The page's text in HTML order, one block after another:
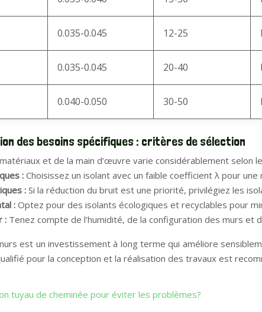
0.035-0.045 12-25
0.035-0.045 20-40
0.040-0.050 30-50
des besoins spécifiques : critères de sélection
et de la main d’œuvre varie considérablement selon
: Choisissez un isolant avec un faible coefficient λ pour
: Si la réduction du bruit est une priorité, privilégiez les
: Optez pour des isolants écologiques et recyclables pour
: Tenez compte de l’humidité, de la configuration des murs et
est un investissement à long terme qui améliore
pour la conception et la réalisation des travaux est
tuyau de cheminée pour éviter les problèmes?